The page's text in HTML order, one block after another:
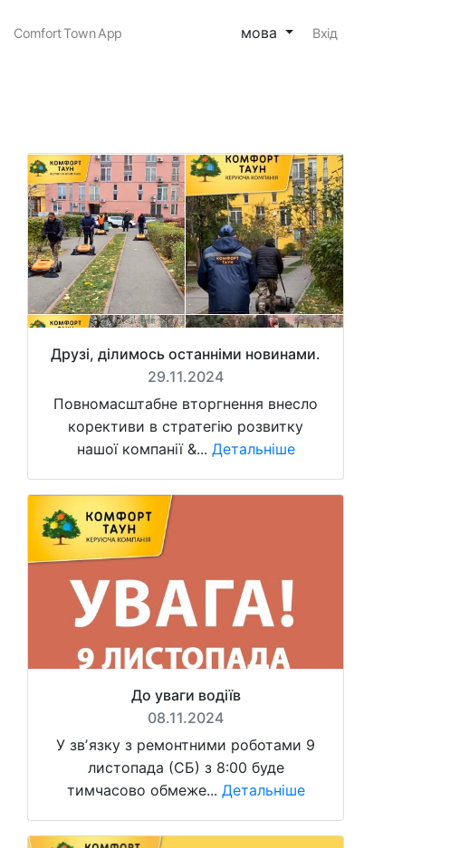
Comfort Town App мова Вхід
Друзі, ділимось останніми новинами.
29.11.2024
Повномасштабне вторгнення внесло
корективи в стратегію розвитку
нашої компанії &... Детальніше
До уваги водіїв
08.11.2024
У звʼязку з ремонтними роботами 9
листопада (СБ) з 8:00 буде
тимчасово обмеже... Детальніше